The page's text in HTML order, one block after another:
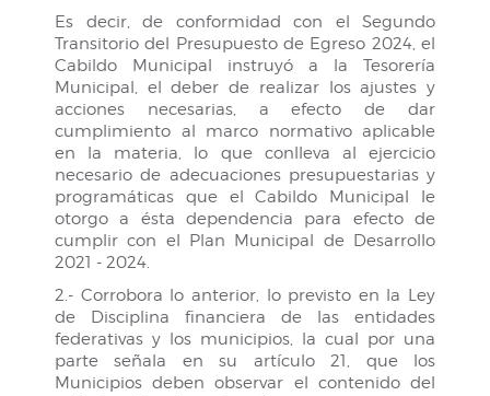
Es decir, de conformidad con el Segundo
Transitorio del Presupuesto de Egreso 2024, el
Cabildo Municipal instruyó a la Tesorería
Municipal, el deber de realizar los ajustes y
acciones necesarias, a efecto de dar
cumplimiento al marco normativo aplicable
en la materia, lo que conlleva al ejercicio
necesario de adecuaciones presupuestarias y
programáticas que el Cabildo Municipal le
otorgo a ésta dependencia para efecto de
cumplir con el Plan Municipal de Desarrollo
2021 - 2024.
2.- Corrobora lo anterior, lo previsto en la Ley
de Disciplina financiera de las entidades
federativas y los municipios, la cual por una
parte señala en su artículo 21, que los
Municipios deben observar el contenido del